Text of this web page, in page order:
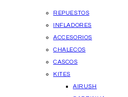
REPUESTOS
INFLADORES
ACCESORIOS
CHALECOS
CASCOS
KITES
AIRUSH